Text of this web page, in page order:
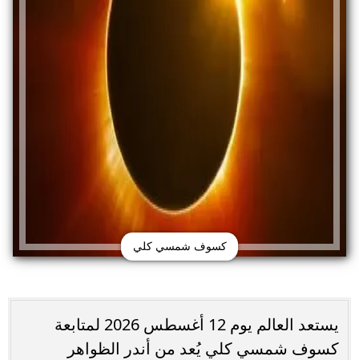
كسوف شمسي كلي
يستعد العالم يوم 12 أغسطس 2026 لمتابعة
كسوف شمسي كلي يُعد من أندر الظواهر